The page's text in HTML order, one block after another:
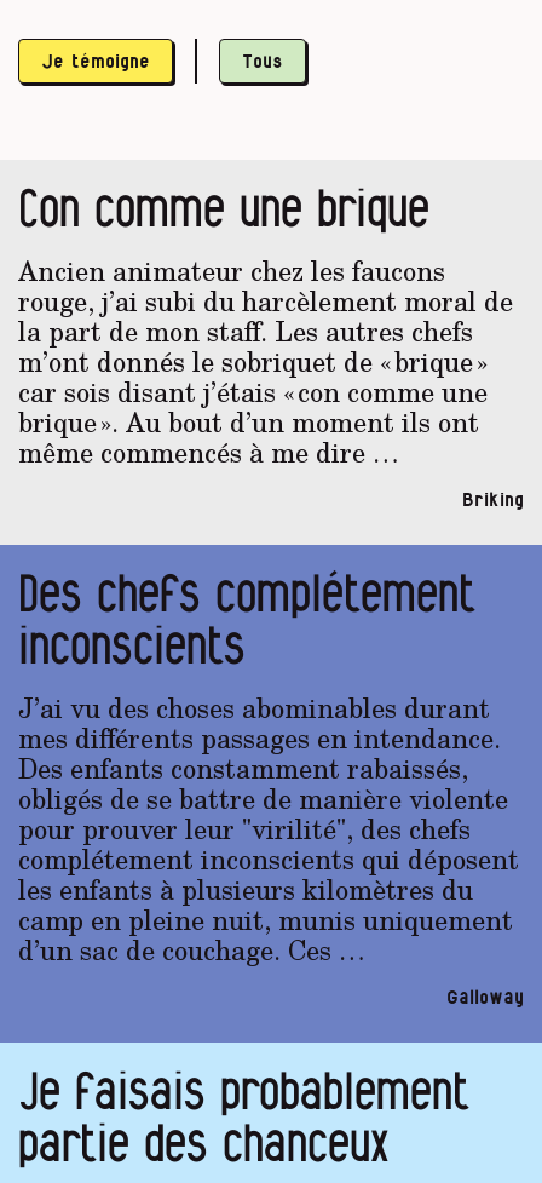
Je témoigne Tous
Con comme une brique
Ancien animateur chez les faucons
rouge, j’ai subi du harcèlement moral de
la part de mon staff. Les autres chefs
m’ont donnés le sobriquet de « brique »
car sois disant j’étais « con comme une
brique ». Au bout d’un moment ils ont
même commencés à me dire …
Briking
Des chefs complétement
inconscients
J’ai vu des choses abominables durant
mes différents passages en intendance.
Des enfants constamment rabaissés,
obligés de se battre de manière violente
pour prouver leur "virilité", des chefs
complétement inconscients qui déposent
les enfants à plusieurs kilomètres du
camp en pleine nuit, munis uniquement
d’un sac de couchage. Ces …
Galloway
Je faisais probablement
partie des chanceux